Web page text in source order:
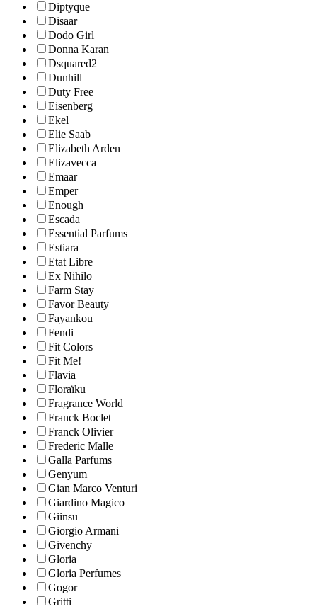
Diptyque
Disaar
Dodo Girl
Donna Karan
Dsquared2
Dunhill
Duty Free
Eisenberg
Ekel
Elie Saab
Elizabeth Arden
Elizavecca
Emaar
Emper
Enough
Escada
Essential Parfums
Estiara
Etat Libre
Ex Nihilo
Farm Stay
Favor Beauty
Fayankou
Fendi
Fit Colors
Fit Me!
Flavia
Floraïku
Fragrance World
Franck Boclet
Franck Olivier
Frederic Malle
Galla Parfums
Genyum
Gian Marco Venturi
Giardino Magico
Giinsu
Giorgio Armani
Givenchy
Gloria
Gloria Perfumes
Gogor
Gritti